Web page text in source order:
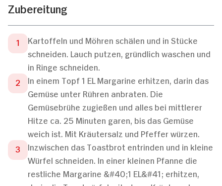
Zubereitung
Kartoffeln und Möhren schälen und in Stücke
schneiden. Lauch putzen, gründlich waschen und
in Ringe schneiden.
In einem Topf 1 EL Margarine erhitzen, darin das
Gemüse unter Rühren anbraten. Die
Gemüsebrühe zugießen und alles bei mittlerer
Hitze ca. 25 Minuten garen, bis das Gemüse
weich ist. Mit Kräutersalz und Pfeffer würzen.
Inzwischen das Toastbrot entrinden und in kleine
Würfel schneiden. In einer kleinen Pfanne die
restliche Margarine &#40;1 EL&#41; erhitzen,